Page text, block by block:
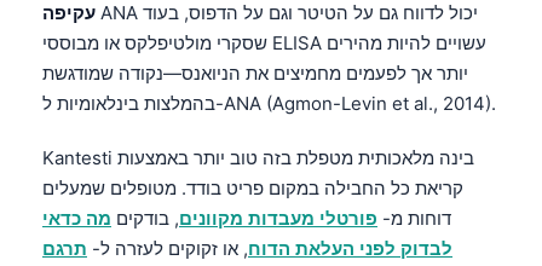
עקיפה ANA יכול לדווח גם על הטיטר וגם על הדפוס, בעוד
שסקרי מולטיפלקס או מבוססי ELISA עשויים להיות מהירים
יותר אך לפעמים מחמיצים את הניואנס—נקודה שמודגשת
בהמלצות בינלאומיות ל-ANA (Agmon-Levin et al., 2014).
Kantesti בינה מלאכותית מטפלת בזה טוב יותר באמצעות
קריאת כל החבילה במקום פריט בודד. מטופלים שמעלים
דוחות מ- פורטלי מעבדות מקוונים, בודקים מה כדאי
לבדוק לפני העלאת הדוח, או זקוקים לעזרה ל- תרגם
Čeština
ქართული
Русский
Polski
한국어